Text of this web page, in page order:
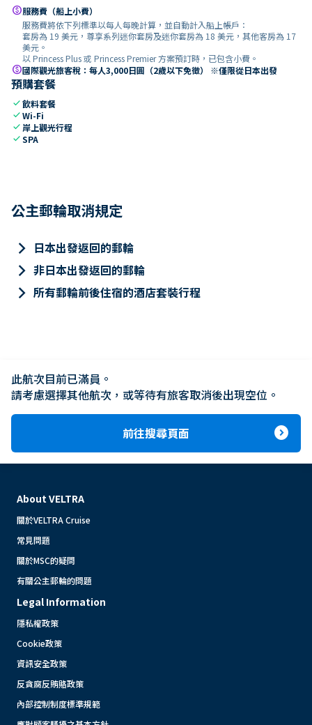
paid服務費（船上小費）
服務費將依下列標準以每人每晚計算，並自動計入船上帳戶：
套房為 19 美元，尊享系列迷你套房及迷你套房為 18 美元，其他客房為 17
美元。
以 Princess Plus 或 Princess Premier 方案預訂時，已包含小費。
paid國際觀光旅客稅：每人3,000日圓（2歲以下免徵） ※僅限從日本出發
預購套餐
check飲料套餐
checkWi-Fi
check 岸上觀光行程
checkSPA
公主郵輪取消規定
keyboard_arrow_right 日本出發返回的郵輪
keyboard_arrow_right 非日本出發返回的郵輪
keyboard_arrow_right 所有郵輪前後住宿的酒店套裝行程
此航次目前已滿員。
請考慮選擇其他航次，或等待有旅客取消後出現空位。
前往搜尋頁面 expand_circle_right
About VELTRA
關於VELTRA Cruise
常見問題
關於MSC的疑問
有關公主郵輪的問題
Legal Information
隱私權政策
Cookie政策
資訊安全政策
反貪腐反賄賂政策
內部控制制度標準規範